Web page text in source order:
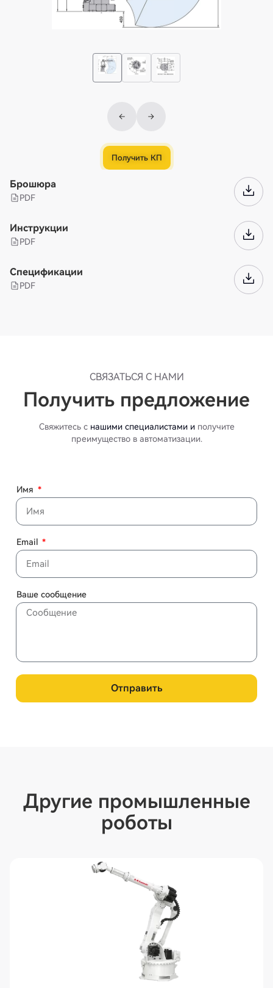
Получить КП
Брошюра
PDF
Инструкции
PDF
Спецификации
PDF
СВЯЗАТЬСЯ С НАМИ
Получить предложение
Свяжитесь с нашими специалистами иполучите
преимущество в автоматизации.
Имя
Email
Ваше сообщение
Отправить
Другие промышленные
роботы